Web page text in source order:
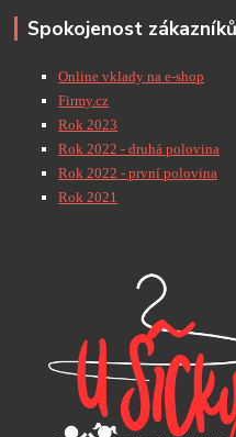
Spokojenost zákazníků
Online vklady na e-shop
Firmy.cz
Rok 2023
Rok 2022 - druhá polovina
Rok 2022 - první polovina
Rok 2021